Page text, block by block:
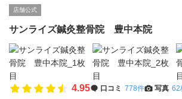
店舗公式
サンライズ鍼灸整骨院 豊中本院
4.95 口コミ 778件 写真 62